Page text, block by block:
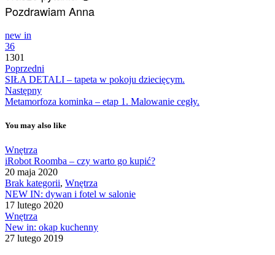
Pozdrawiam Anna
new in
36
1301
Poprzedni
SIŁA DETALI – tapeta w pokoju dziecięcym.
Następny
Metamorfoza kominka – etap 1. Malowanie cegły.
You may also like
Wnętrza
iRobot Roomba – czy warto go kupić?
20 maja 2020
Brak kategorii, Wnętrza
NEW IN: dywan i fotel w salonie
17 lutego 2020
Wnętrza
New in: okap kuchenny
27 lutego 2019